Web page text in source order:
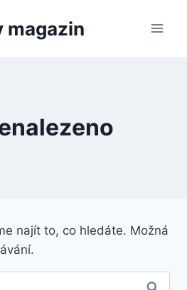
magazin
najít to, co hledáte. Možná